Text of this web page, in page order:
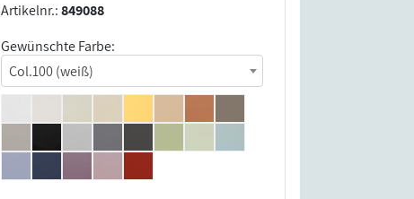
Artikelnr.:849088
Gewünschte Farbe:
Col.100 (weiß)